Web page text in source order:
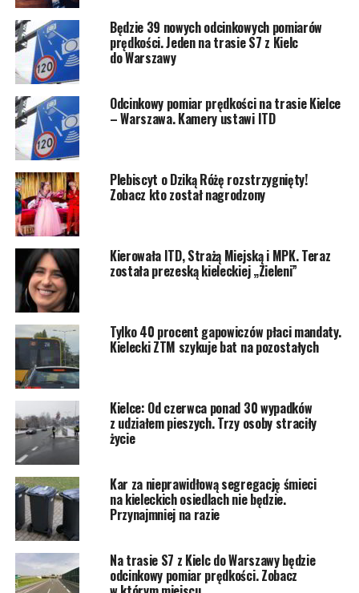
Będzie 39 nowych odcinkowych pomiarów
prędkości. Jeden na trasie S7 z Kielc
do Warszawy
Odcinkowy pomiar prędkości na trasie Kielce
– Warszawa. Kamery ustawi ITD
Plebiscyt o Dziką Różę rozstrzygnięty!
Zobacz kto został nagrodzony
Kierowała ITD, Strażą Miejską i MPK. Teraz
została prezeską kieleckiej „Zieleni”
Tylko 40 procent gapowiczów płaci mandaty.
Kielecki ZTM szykuje bat na pozostałych
Kielce: Od czerwca ponad 30 wypadków
z udziałem pieszych. Trzy osoby straciły
życie
Kar za nieprawidłową segregację śmieci
na kieleckich osiedlach nie będzie.
Przynajmniej na razie
Na trasie S7 z Kielc do Warszawy będzie
odcinkowy pomiar prędkości. Zobacz